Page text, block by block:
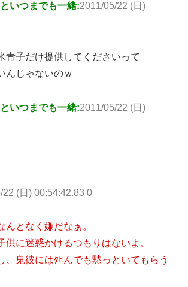
いつまでも一緒:2011/05/22 (日)
青子だけ提供してくださいって
んじゃないのｗ
いつまでも一緒:2011/05/22 (日)
22 (日) 00:54:42.83 0
んとなく嫌だなぁ。
供に迷惑かけるつもりはないよ。
、鬼彼にはﾀﾋんでも黙っといてもらう